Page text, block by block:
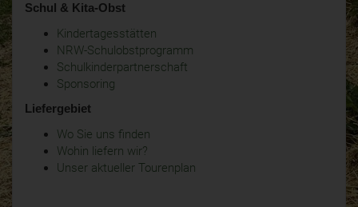
Schul & Kita-Obst
Kindertagesstätten
NRW-Schulobstprogramm
Schulkinderpartnerschaft
Sponsoring
Liefergebiet
Wo Sie uns finden
Wohin liefern wir?
Unser aktueller Tourenplan